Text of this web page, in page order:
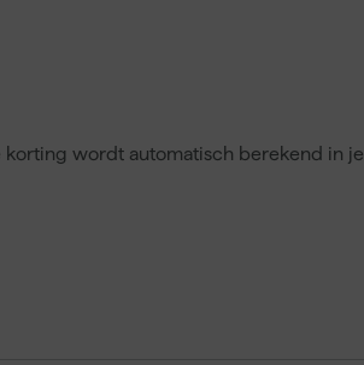
korting wordt automatisch berekend in je